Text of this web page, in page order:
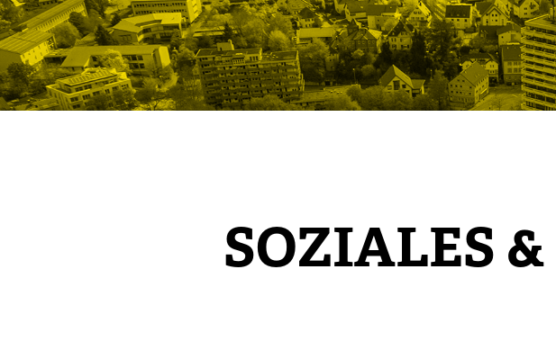
SOZIALES